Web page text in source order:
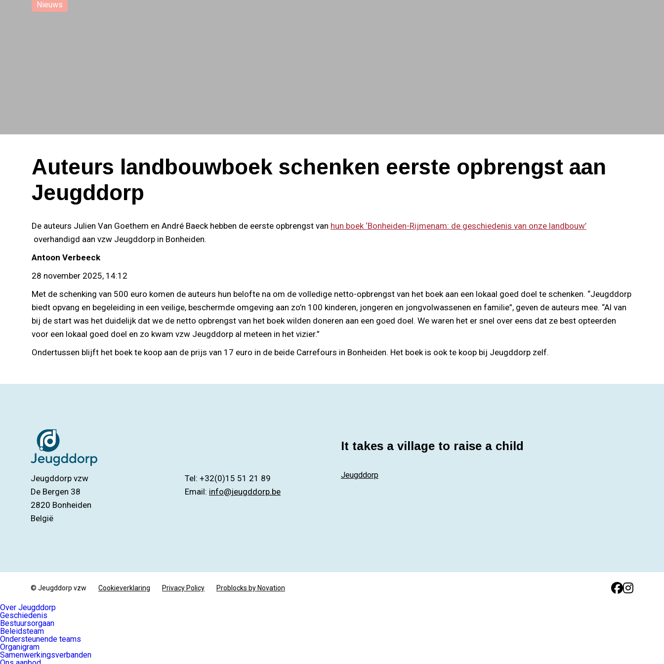
Nieuws
Auteurs landbouwboek schenken eerste opbrengst aan Jeugddorp
Auteurs landbouwboek schenken eerste opbrengst aan
Jeugddorp
De auteurs Julien Van Goethem en André Baeck hebben de eerste opbrengst van hun boek ‘Bonheiden-Rijmenam: de geschiedenis van onze landbouw’
overhandigd aan vzw Jeugddorp in Bonheiden.
Antoon Verbeeck
28 november 2025, 14:12
Met de schenking van 500 euro komen de auteurs hun belofte na om de volledige netto-opbrengst van het boek aan een lokaal goed doel te schenken. “Jeugddorp
biedt opvang en begeleiding in een veilige, beschermde omgeving aan zo’n 100 kinderen, jongeren en jongvolwassenen en familie”, geven de auteurs mee. “Al van
bij de start was het duidelijk dat we de netto opbrengst van het boek wilden doneren aan een goed doel. We waren het er snel over eens dat ze best opteerden
voor een lokaal goed doel en zo kwam vzw Jeugddorp al meteen in het vizier.”
Ondertussen blijft het boek te koop aan de prijs van 17 euro in de beide Carrefours in Bonheiden. Het boek is ook te koop bij Jeugddorp zelf.
Jeugddorp vzw
De Bergen 38
2820 Bonheiden
België
Tel: +32(0)15 51 21 89
Email: info@jeugddorp.be
It takes a village to raise a child
Jeugddorp
© Jeugddorp vzw Cookieverklaring Privacy Policy Problocks by Novation Facebook
Instagram
Over Jeugddorp
Geschiedenis
Bestuursorgaan
Beleidsteam
Ondersteunende teams
Organigram
Samenwerkingsverbanden